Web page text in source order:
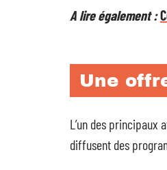
A lire également :
Une
L’un des principaux
diffusent des